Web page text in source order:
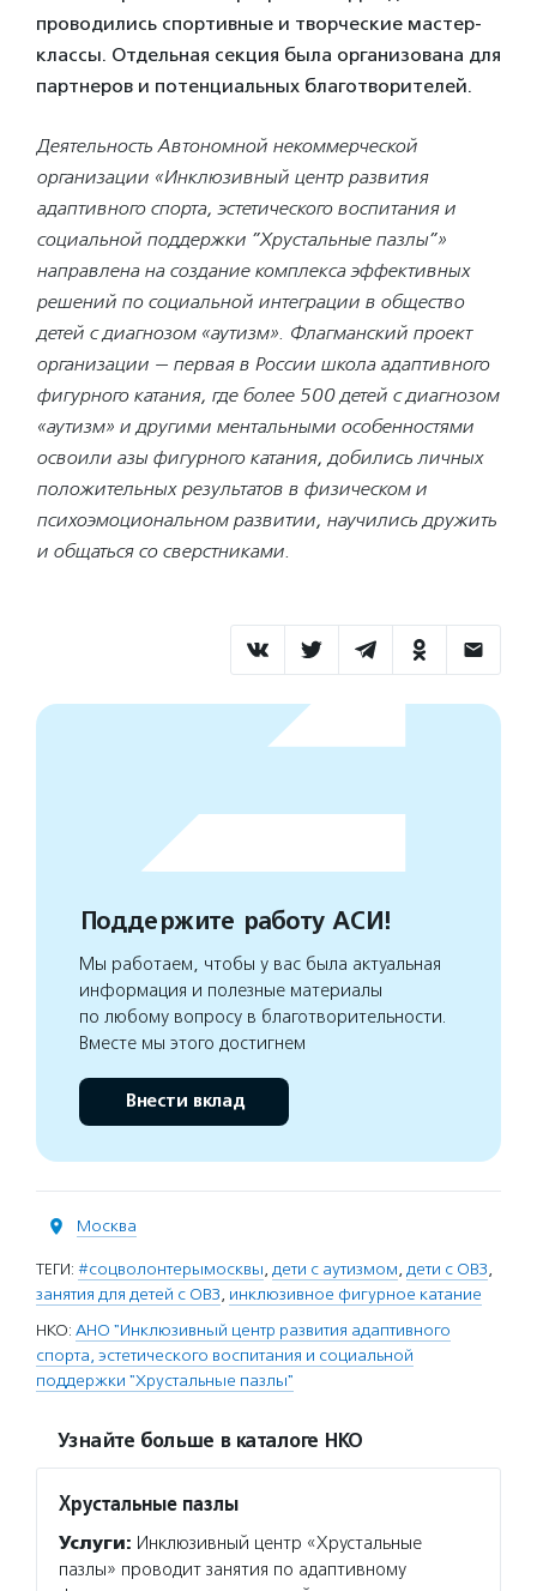
проводились спортивные и творческие мастер-
классы. Отдельная секция была организована для
партнеров и потенциальных благотворителей.
Деятельность Автономной некоммерческой
организации «Инклюзивный центр развития
адаптивного спорта, эстетического воспитания и
социальной поддержки ”Хрустальные пазлы”»
направлена на создание комплекса эффективных
решений по социальной интеграции в общество
детей с диагнозом «аутизм». Флагманский проект
организации — первая в России школа адаптивного
фигурного катания, где более 500 детей с диагнозом
«аутизм» и другими ментальными особенностями
освоили азы фигурного катания, добились личных
положительных результатов в физическом и
психоэмоциональном развитии, научились дружить
и общаться со сверстниками.
Поддержите работу АСИ!
Мы работаем, чтобы у вас была актуальная
информация и полезные материалы
по любому вопросу в благотворительности.
Вместе мы этого достигнем
Внести вклад
Москва
ТЕГИ: #соцволонтерымосквы, дети с аутизмом, дети с ОВЗ,
занятия для детей с ОВЗ, инклюзивное фигурное катание
НКО: АНО "Инклюзивный центр развития адаптивного
спорта, эстетического воспитания и социальной
поддержки "Хрустальные пазлы"
Узнайте больше в каталоге НКО
Хрустальные пазлы
Услуги: Инклюзивный центр «Хрустальные
пазлы» проводит занятия по адаптивному